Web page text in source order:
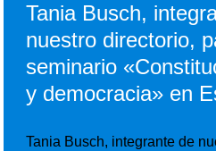
Tania Busch,
nuestro directorio,
seminario
y democracia» en
Tania Busch, integrante de